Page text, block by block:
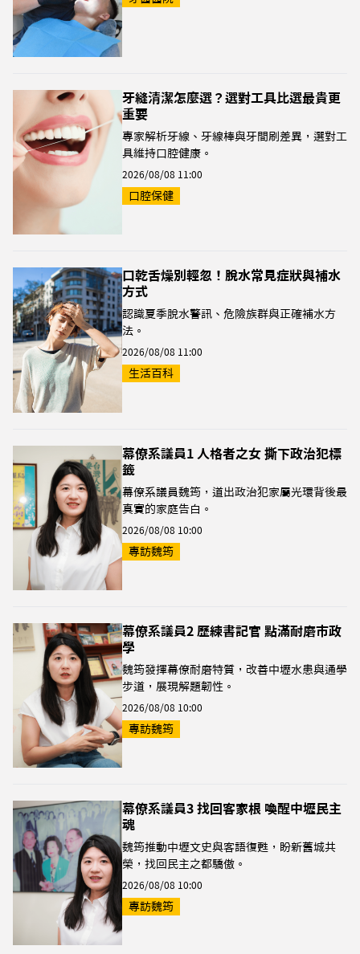
牙縫清潔怎麼選？選對工具比選最貴更
重要
專家解析牙線、牙線棒與牙間刷差異，選對工
具維持口腔健康。
2026/08/08 11:00
口腔保健
口乾舌燥別輕忽！脫水常見症狀與補水
方式
認識夏季脫水警訊、危險族群與正確補水方
法。
2026/08/08 11:00
生活百科
幕僚系議員1 人格者之女 撕下政治犯標
籤
幕僚系議員魏筠，道出政治犯家屬光環背後最
真實的家庭告白。
2026/08/08 10:00
專訪魏筠
幕僚系議員2 歷練書記官 點滿耐磨市政
學
魏筠發揮幕僚耐磨特質，改善中壢水患與通學
步道，展現解題韌性。
2026/08/08 10:00
專訪魏筠
幕僚系議員3 找回客家根 喚醒中壢民主
魂
魏筠推動中壢文史與客語復甦，盼新舊城共
榮，找回民主之都驕傲。
2026/08/08 10:00
專訪魏筠